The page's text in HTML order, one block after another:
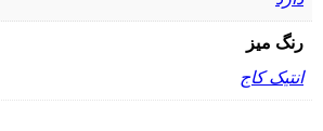
رنگ میز
انتیک کاج